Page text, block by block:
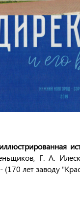
Г. А.
лет заводу